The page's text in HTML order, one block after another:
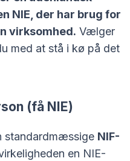
NIE, der har brug for
virksomhed. Vælger
med at stå i kø på det
(få NIE)
standardmæssige NIF-
en NIE-